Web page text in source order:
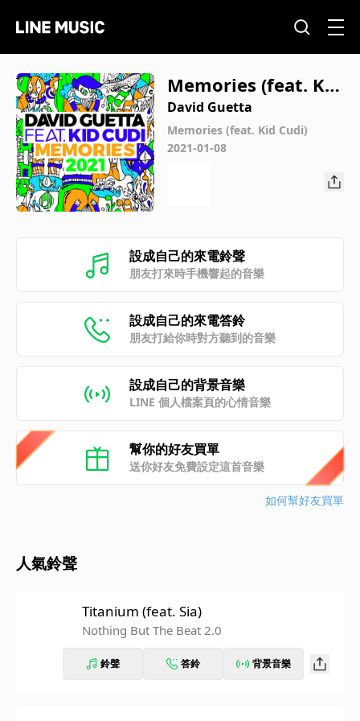
Memories (feat. Kid
Cudi) [2021 Remix]
David Guetta
Memories (feat. Kid Cudi)
2021-01-08
設成自己的來電鈴聲
朋友打來時手機響起的音樂
設成自己的來電答鈴
朋友打給你時對方聽到的音樂
設成自己的背景音樂
LINE 個人檔案頁的心情音樂
幫你的好友買單
送你好友免費設定這首音樂
如何幫好友買單
人氣鈴聲
Titanium (feat. Sia)
Nothing But The Beat 2.0
鈴聲 答鈴 背景音樂